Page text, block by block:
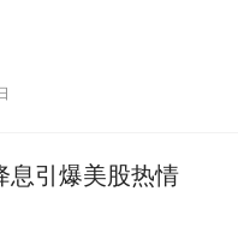
息引爆美股热情